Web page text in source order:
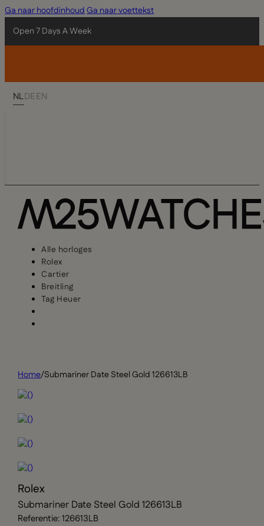
Ga naar hoofdinhoudGa naar voettekst
Open 7 Days A Week
NLDEEN
Alle horloges
Rolex
Cartier
Breitling
Tag Heuer
Home/Submariner Date Steel Gold 126613LB
Rolex
Submariner Date Steel Gold 126613LB
Referentie: 126613LB